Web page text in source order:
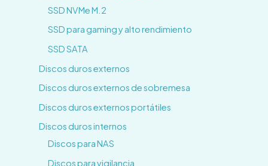
SSD NVMe M.2
SSD para gaming y alto rendimiento
SSD SATA
Discos duros externos
Discos duros externos de sobremesa
Discos duros externos portátiles
Discos duros internos
Discos para NAS
Discos para vigilancia